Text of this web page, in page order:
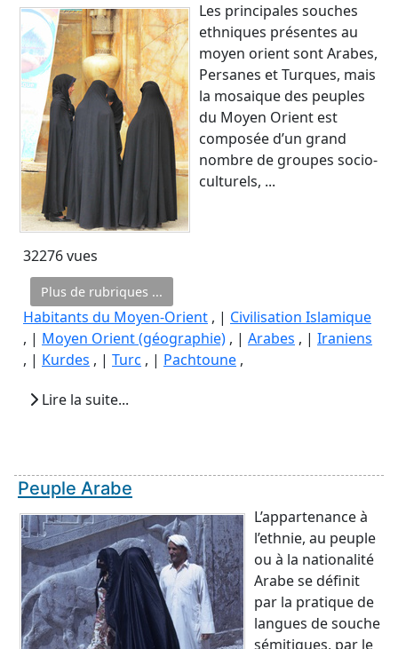
Les principales souches
ethniques présentes au
moyen orient sont Arabes,
Persanes et Turques, mais
la mosaique des peuples
du Moyen Orient est
composée d’un grand
nombre de groupes socio-
culturels, ...
32276 vues
Plus de rubriques ...
Habitants du Moyen-Orient , | Civilisation Islamique
, | Moyen Orient (géographie) , | Arabes , | Iraniens
, | Kurdes , | Turc , | Pachtoune ,
Lire la suite...
Peuple Arabe
L’appartenance à
l’ethnie, au peuple
ou à la nationalité
Arabe se définit
par la pratique de
langues de souche
sémitiques, par le